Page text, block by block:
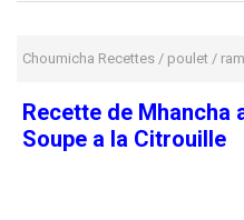
Choumicha Recettes / poulet /
Recette de Mhancha
Soupe a la Citrouille